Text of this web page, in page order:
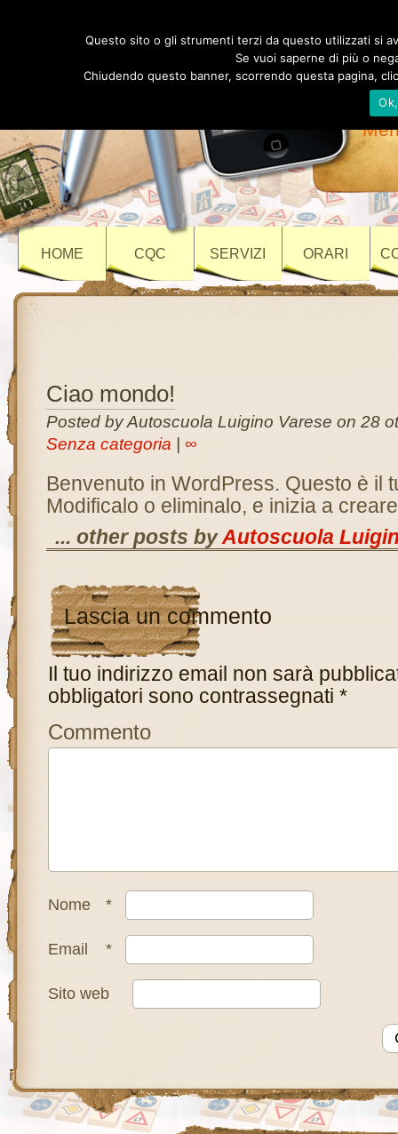
HOME CQC SERVIZI ORARI
Ciao mondo!
Posted by Autoscuola Luigino Varese on 28
Senza categoria
∞
Benvenuto in WordPress. Questo è il
Modificalo o eliminalo, e inizia a
... other posts byAutoscuola
Lascia un commento
Il tuo indirizzo email non sarà
obbligatori sono contrassegnati *
Commento
Nome *
Email *
Sito web
Questo sito o gli strumenti terzi da questo utilizzati si
Se vuoi saperne di più o
Chiudendo questo banner, scorrendo questa pagina,